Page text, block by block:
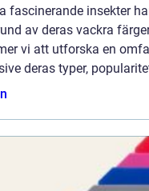
fascinerande insekter
av deras vackra
vi att utforska en
deras typer,